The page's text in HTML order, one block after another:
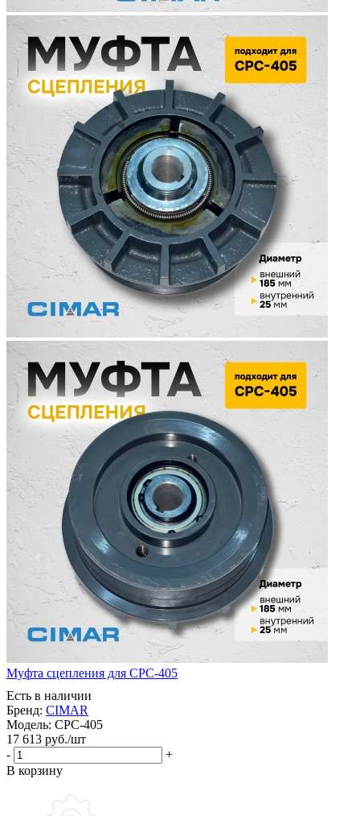
Муфта сцепления для CPC-405
Есть в наличии
Бренд: CIMAR
Модель: CPC-405
17 613 руб./шт
-
+
В корзину